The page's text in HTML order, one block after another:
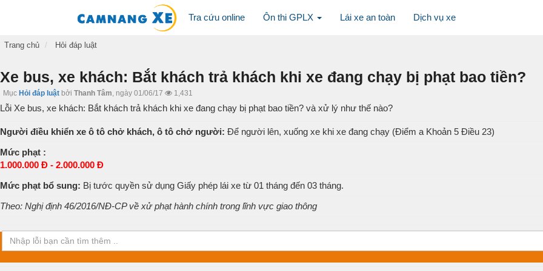
Tra cứu online Ôn thi GPLX Lái xe an toàn Dịch vụ xe
Trang chủ Hỏi đáp luật
Xe bus, xe khách: Bắt khách trả khách khi xe đang chạy bị phạt bao tiền?
Mục Hỏi đáp luật bởi Thanh Tâm, ngày 01/06/17 1,431
Lỗi Xe bus, xe khách: Bắt khách trả khách khi xe đang chạy bị phạt bao tiền? và xử lý như thế nào?
Người điều khiển xe ô tô chở khách, ô tô chở người: Để người lên, xuống xe khi xe đang chạy (Điểm a Khoản 5 Điều 23)
Mức phạt :
1.000.000 Đ - 2.000.000 Đ
Mức phạt bổ sung: Bị tước quyền sử dụng Giấy phép lái xe từ 01 tháng đến 03 tháng.
Theo: Nghị định 46/2016/NĐ-CP về xử phạt hành chính trong lĩnh vực giao thông